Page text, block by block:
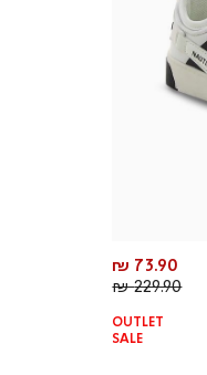
מחיר
מוצר
73.90 ₪
מחיר
229.90 ₪
OUTLET
SALE